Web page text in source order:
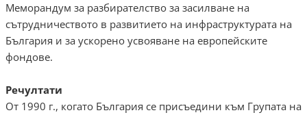
Меморандум за разбирателство за засилване на
сътрудничеството в развитието на инфраструктурата на
България и за ускорено усвояване на европейските
фондове.
Речултати
От 1990 г., когато България се присъедини към Групата на